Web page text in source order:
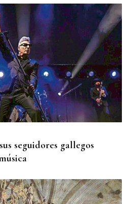
seguidores gallegos